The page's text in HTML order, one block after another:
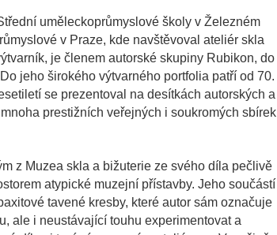
uměleckoprůmyslové školy v Železném
v Praze, kde navštěvoval ateliér skla
je členem autorské skupiny Rubikon, do
jeho širokého výtvarného portfolia patří od 70.
se prezentoval na desítkách autorských a
prestižních veřejných i soukromých sbírek
z Muzea skla a bižuterie ze svého díla pečlivě
atypické muzejní přístavby. Jeho součástí
tavené kresby, které autor sám označuje
ale i neustávající touhu experimentovat a